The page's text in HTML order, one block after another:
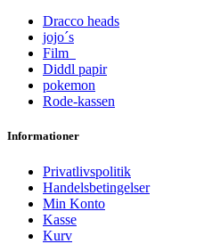
Dracco heads
jojo´s
Film
Diddl papir
pokemon
Rode-kassen
Informationer
Privatlivspolitik
Handelsbetingelser
Min Konto
Kasse
Kurv